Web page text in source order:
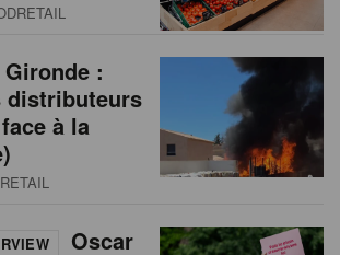
:
distributeurs
à la
Oscar